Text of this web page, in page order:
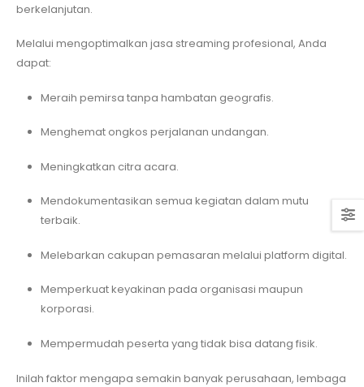
berkelanjutan.
Melalui mengoptimalkan jasa streaming profesional, Anda
dapat:
Meraih pemirsa tanpa hambatan geografis.
Menghemat ongkos perjalanan undangan.
Meningkatkan citra acara.
Mendokumentasikan semua kegiatan dalam mutu
terbaik.
Melebarkan cakupan pemasaran melalui platform digital.
Memperkuat keyakinan pada organisasi maupun
korporasi.
Mempermudah peserta yang tidak bisa datang fisik.
Inilah faktor mengapa semakin banyak perusahaan, lembaga